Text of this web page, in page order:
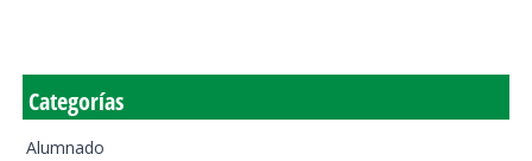
Categorías
Alumnado